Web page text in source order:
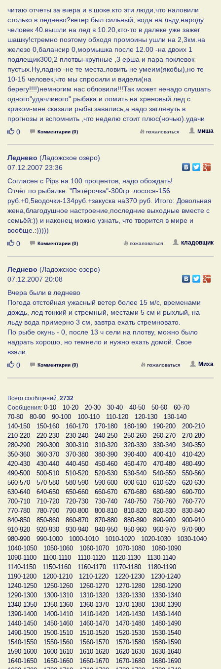
читаю отчеты за вчера и в шоке.кто эти люди,что наловили
столько в леднево?ветер был сильный, вода на льду,народу
человек 40.вышли на лед в 10.20,кто-то в далеке уже зажег
шашку!стремно поэтому обходя промоины ушли на 2,3км.на
железо 0,балансир 0,мормышка после 12.00 -на двоих 1
подлещик300,2 плотвы-крупные ,3 ерша и пара поклевок
пустых.Ну,ладно -не те места.ловить не умеим(якобы),но те
10-15 человек,что мы спросили и видели(на
берегу!!!!)немногим нас обловили!!!Так может ненадо слушать
одного"удачливого" рыбака и ломить на хреновый лед с
криком-мне сказали рыбы завались,а надо заглянуть в
прогнозы и вспомнить ,что неделю стоит плюс(ночью).удачи
Нравится
0 Комментарии (0) миша
пожаловаться
Леднево (Ладожское озеро)
07.12.2007 23:36
Согласен с Pips на 100 процентов, надо обождать!
Отчёт по рыбалке: "Пятёрочка"-300гр. лосося-156
руб.+0,5водочки-134руб.+закуска на370 руб. Итого: Довольная
жена,благодушное настроение,последние выходные вместе с
семьёй:)) и наконец можно узнать, что творится в мире и
вообще.:)))))
Нравится
0 Комментарии (0) кладовщик
пожаловаться
Леднево (Ладожское озеро)
07.12.2007 20:08
Вчера были в леднево
Погода отстойная ужасный ветер более 15 м/с, временами
дождь, лед тонкий и стремный, местами 5 см и рыхлый, на
льду вода примерно 3 см, завтра ехать стремновато.
По рыбе окунь - 0, после 13 ч сели на плотву, можно было
надрать хорошо, но темнело и нужно ехать домой. Свое
взяли.
Нравится
0 Комментарии (0) Миха
пожаловаться
Всего сообщений: 2732
Сообщения: 0-10 10-20 20-30 30-40 40-50 50-60
60-70
70-80
80-90 90-100 100-110 110-120 120-130
130-140
140-150
150-160 160-170 170-180 180-190 190-200
200-210
210-220
220-230 230-240 240-250 250-260 260-270
270-280
280-290
290-300 300-310 310-320 320-330 330-340
340-350
350-360
360-370 370-380 380-390 390-400 400-410
410-420
420-430
430-440 440-450 450-460 460-470 470-480
480-490
490-500
500-510 510-520 520-530 530-540 540-550
550-560
560-570
570-580 580-590 590-600 600-610 610-620
620-630
630-640
640-650 650-660 660-670 670-680 680-690
690-700
700-710
710-720 720-730 730-740 740-750 750-760
760-770
770-780
780-790 790-800 800-810 810-820 820-830
830-840
840-850
850-860 860-870 870-880 880-890 890-900
900-910
910-920
920-930 930-940 940-950 950-960 960-970
970-980
980-990
990-1000 1000-1010 1010-1020 1020-1030
1030-1040
1040-1050
1050-1060 1060-1070 1070-1080
1080-1090
1090-1100
1100-1110 1110-1120 1120-1130
1130-1140
1140-1150
1150-1160 1160-1170 1170-1180
1180-1190
1190-1200
1200-1210 1210-1220 1220-1230
1230-1240
1240-1250
1250-1260 1260-1270 1270-1280
1280-1290
1290-1300
1300-1310 1310-1320 1320-1330
1330-1340
1340-1350
1350-1360 1360-1370 1370-1380
1380-1390
1390-1400
1400-1410 1410-1420 1420-1430
1430-1440
1440-1450
1450-1460 1460-1470 1470-1480
1480-1490
1490-1500
1500-1510 1510-1520 1520-1530
1530-1540
1540-1550
1550-1560 1560-1570 1570-1580
1580-1590
1590-1600
1600-1610 1610-1620 1620-1630
1630-1640
1640-1650
1650-1660 1660-1670 1670-1680
1680-1690